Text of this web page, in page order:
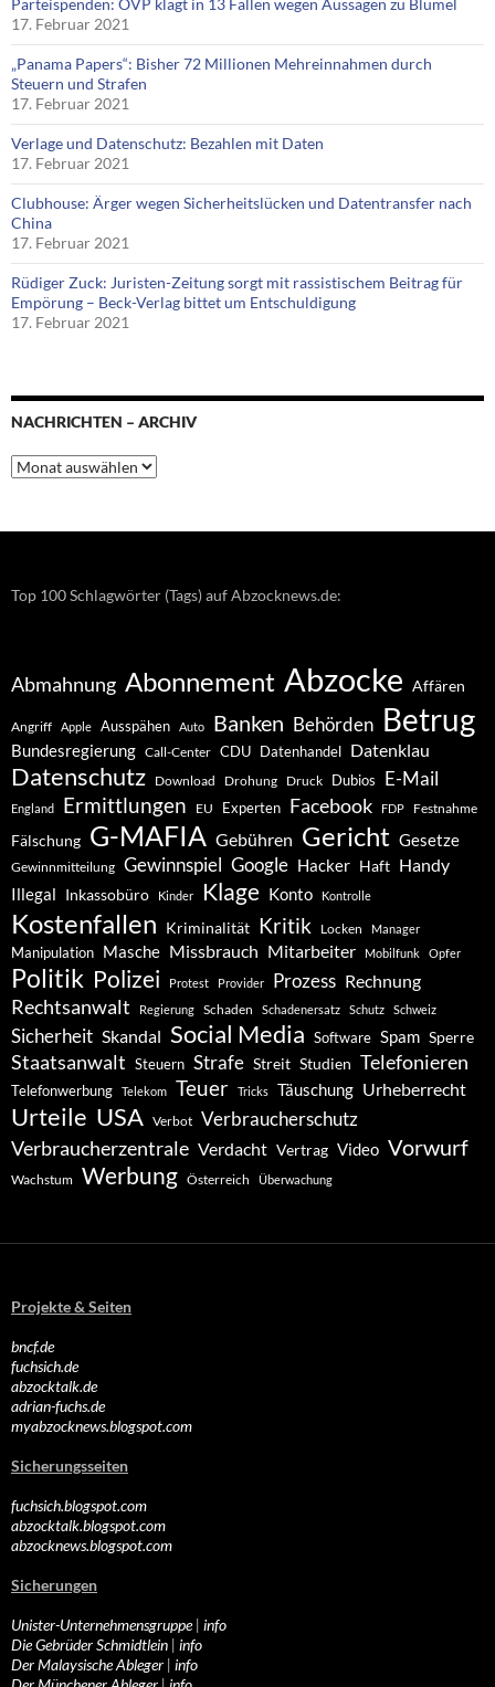
Parteispenden: ÖVP klagt in 13 Fällen wegen Aussagen zu Blümel
17. Februar 2021
„Panama Papers“: Bisher 72 Millionen Mehreinnahmen durch
Steuern und Strafen
17. Februar 2021
Verlage und Datenschutz: Bezahlen mit Daten
17. Februar 2021
Clubhouse: Ärger wegen Sicherheitslücken und Datentransfer nach
China
17. Februar 2021
Rüdiger Zuck: Juristen-Zeitung sorgt mit rassistischem Beitrag für
Empörung – Beck-Verlag bittet um Entschuldigung
17. Februar 2021
NACHRICHTEN – ARCHIV
Nachrichten
–
Top 100 Schlagwörter (Tags) auf Abzocknews.de:
Abmahnung Abonnement Abzocke Affären
Angriff Apple Ausspähen Auto Banken Behörden Betrug
Bundesregierung Call-Center CDU Datenhandel Datenklau
Datenschutz Download Drohung Druck Dubios E-Mail
England Ermittlungen EU Experten Facebook FDP Festnahme
Fälschung G-MAFIA Gebühren Gericht Gesetze
Gewinnmitteilung Gewinnspiel Google Hacker Haft Handy
Illegal Inkassobüro Kinder Klage Konto Kontrolle
Kostenfallen Kriminalität Kritik Locken Manager
Manipulation Masche Missbrauch Mitarbeiter Mobilfunk Opfer
Politik Polizei Protest Provider Prozess Rechnung
Rechtsanwalt Regierung Schaden Schadenersatz Schutz Schweiz
Sicherheit Skandal Social Media Software Spam Sperre
Staatsanwalt Steuern Strafe Streit Studien Telefonieren
Telefonwerbung Telekom Teuer Tricks Täuschung Urheberrecht
Urteile USA Verbot Verbraucherschutz
Verbraucherzentrale Verdacht Vertrag Video Vorwurf
Wachstum Werbung Österreich Überwachung
Projekte & Seiten
bncf.de
fuchsich.de
abzocktalk.de
adrian-fuchs.de
myabzocknews.blogspot.com
Sicherungsseiten
fuchsich.blogspot.com
abzocktalk.blogspot.com
abzocknews.blogspot.com
Sicherungen
Unister-Unternehmensgruppe| info
Die Gebrüder Schmidtlein | info
Der Malaysische Ableger | info